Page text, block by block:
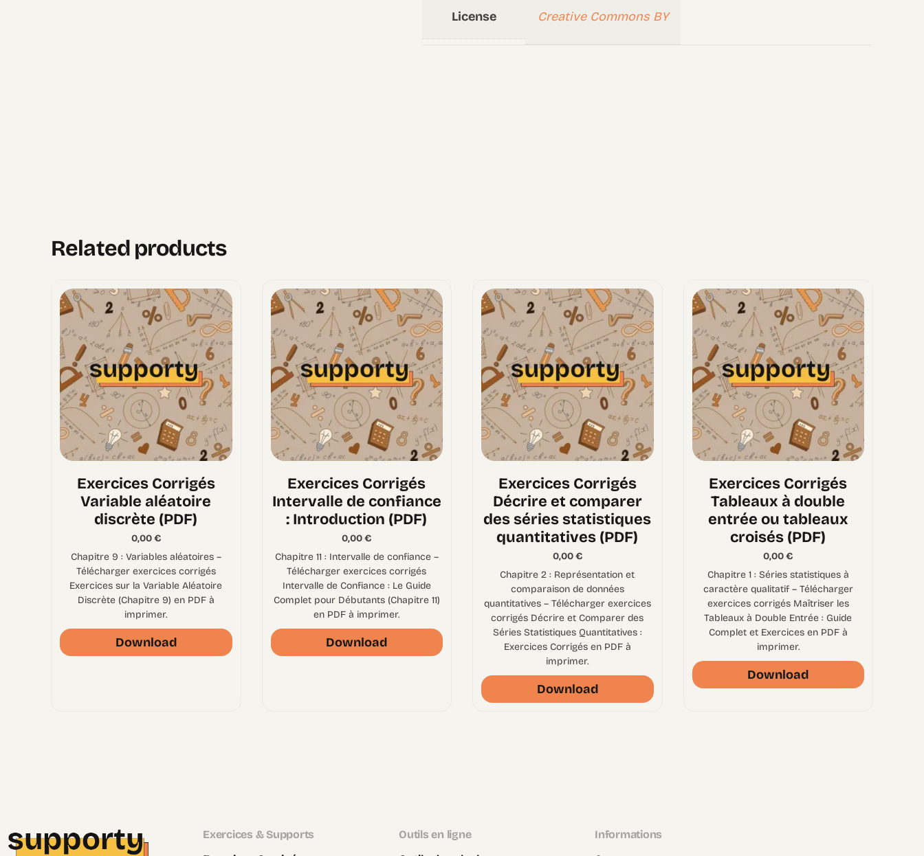
License Creative Commons BY
Related products
Exercices Corrigés
Variable aléatoire
discrète (PDF)
0,00€
Chapitre 9 : Variables aléatoires –
Télécharger exercices corrigés
Exercices sur la Variable Aléatoire
Discrète (Chapitre 9) en PDF à
imprimer.
Download
Exercices Corrigés
Intervalle de confiance
: Introduction (PDF)
0,00€
Chapitre 11 : Intervalle de confiance –
Télécharger exercices corrigés
Intervalle de Confiance : Le Guide
Complet pour Débutants (Chapitre 11)
en PDF à imprimer.
Download
Exercices Corrigés
Décrire et comparer
des séries statistiques
quantitatives (PDF)
0,00€
Chapitre 2 : Représentation et
comparaison de données
quantitatives – Télécharger exercices
corrigés Décrire et Comparer des
Séries Statistiques Quantitatives :
Exercices Corrigés en PDF à
imprimer.
Download
Exercices Corrigés
Tableaux à double
entrée ou tableaux
croisés (PDF)
0,00€
Chapitre 1 : Séries statistiques à
caractère qualitatif – Télécharger
exercices corrigés Maîtriser les
Tableaux à Double Entrée : Guide
Complet et Exercices en PDF à
imprimer.
Download
Exercices & Supports
Outils en ligne
Informations